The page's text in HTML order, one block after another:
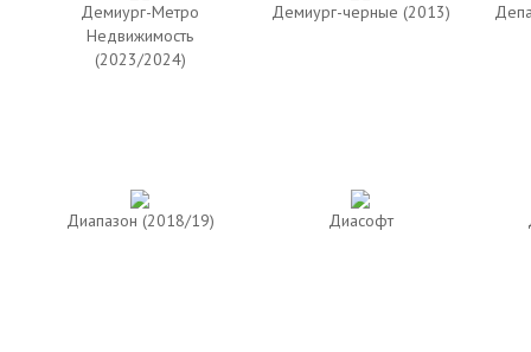
Демиург-Метро
Недвижимость
(2023/2024)
Демиург-черные (2013)
Диапазон (2018/19) Диасофт